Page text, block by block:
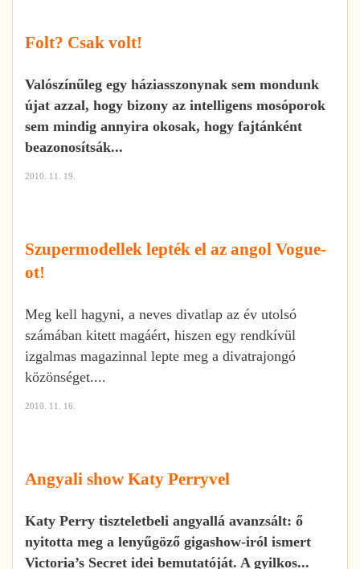
Folt? Csak volt!
Valószínűleg egy háziasszonynak sem mondunk
újat azzal, hogy bizony az intelligens mosóporok
sem mindig annyira okosak, hogy fajtánként
beazonosítsák...
2010. 11. 19.
Szupermodellek lepték el az angol Vogue-
ot!
Meg kell hagyni, a neves divatlap az év utolsó
számában kitett magáért, hiszen egy rendkívül
izgalmas magazinnal lepte meg a divatrajongó
közönséget....
2010. 11. 16.
Angyali show Katy Perryvel
Katy Perry tiszteletbeli angyallá avanzsált: ő
nyitotta meg a lenyűgöző gigashow-iról ismert
Victoria’s Secret idei bemutatóját. A gyilkos...